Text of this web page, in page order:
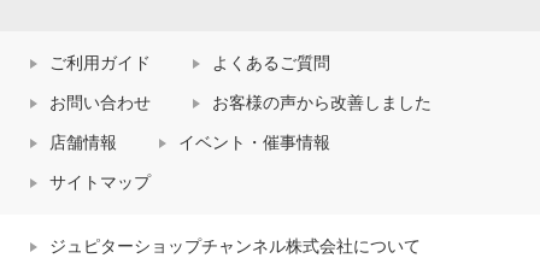
ご利用ガイド よくあるご質問
お問い合わせ お客様の声から改善しました
店舗情報 イベント・催事情報
サイトマップ
ジュピターショップチャンネル株式会社について